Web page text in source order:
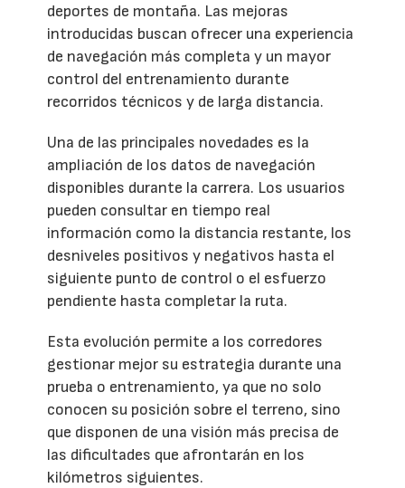
deportes de montaña. Las mejoras
introducidas buscan ofrecer una experiencia
de navegación más completa y un mayor
control del entrenamiento durante
recorridos técnicos y de larga distancia.
Una de las principales novedades es la
ampliación de los datos de navegación
disponibles durante la carrera. Los usuarios
pueden consultar en tiempo real
información como la distancia restante, los
desniveles positivos y negativos hasta el
siguiente punto de control o el esfuerzo
pendiente hasta completar la ruta.
Esta evolución permite a los corredores
gestionar mejor su estrategia durante una
prueba o entrenamiento, ya que no solo
conocen su posición sobre el terreno, sino
que disponen de una visión más precisa de
las dificultades que afrontarán en los
kilómetros siguientes.